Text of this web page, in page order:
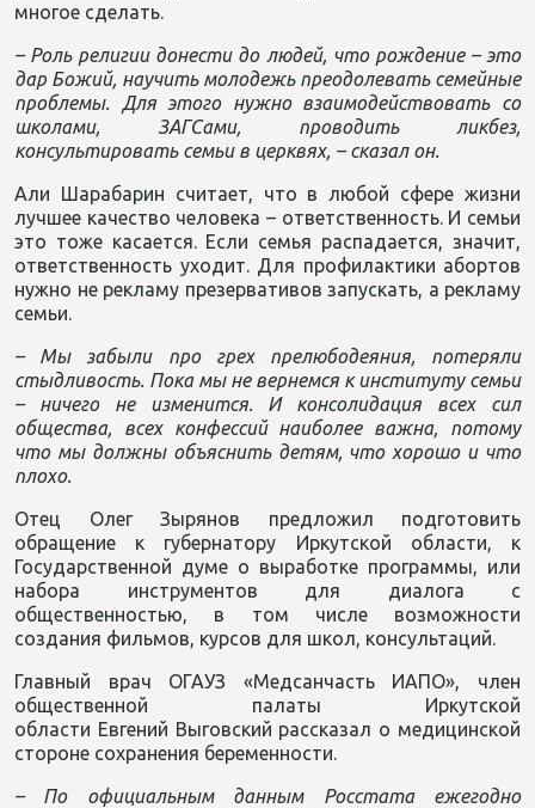
многое сделать.
– Роль религии донести до людей, что рождение – это
дар Божий, научить молодежь преодолевать семейные
проблемы. Для этого нужно взаимодействовать со
школами, ЗАГСами, проводить ликбез,
консультировать семьи в церквях, – сказал он.
Али Шарабарин считает, что в любой сфере жизни
лучшее качество человека – ответственность. И семьи
это тоже касается. Если семья распадается, значит,
ответственность уходит. Для профилактики абортов
нужно не рекламу презервативов запускать, а рекламу
семьи.
– Мы забыли про грех прелюбодеяния, потеряли
стыдливость. Пока мы не вернемся к институту семьи
– ничего не изменится. И консолидация всех сил
общества, всех конфессий наиболее важна, потому
что мы должны объяснить детям, что хорошо и что
плохо.
Отец Олег Зырянов предложил подготовить
обращение к губернатору Иркутской области, к
Государственной думе о выработке программы, или
набора инструментов для диалога с
общественностью, в том числе возможности
создания фильмов, курсов для школ, консультаций.
Главный врач ОГАУЗ «Медсанчасть ИАПО», член
общественной палаты Иркутской
области Евгений Выговский рассказал о медицинской
стороне сохранения беременности.
– По официальным данным Росстата ежегодно